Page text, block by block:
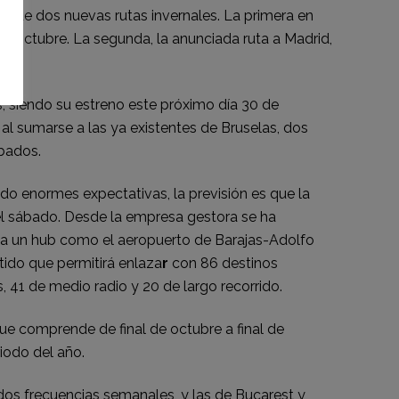
de dos nuevas rutas invernales. La primera en
octubre. La segunda, la anunciada ruta a Madrid,
siendo su estreno este próximo día 30 de
sumarse a las ya existentes de Bruselas, dos
enormes expectativas, la previsión es que la
Desde la empresa gestora se ha
un hub como el aeropuerto de Barajas-Adolfo
que permitirá enlazar con 86 destinos
41 de medio radio y 20 de largo recorrido.
comprende de final de octubre a final de
del año.
frecuencias semanales, y las de Bucarest y